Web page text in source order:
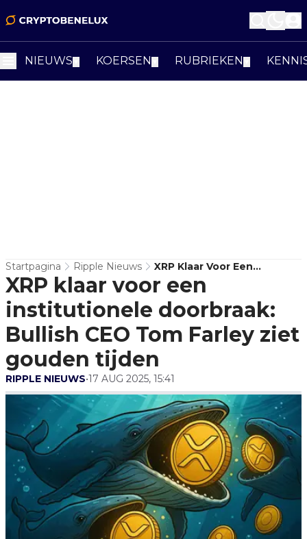
NIEUWS KOERSEN RUBRIEKEN
Startpagina Ripple Nieuws
XRP Klaar Voor Een
Institutionele Doorbraak:
Bullish CEO Tom Farley Ziet
Gouden Tijden
XRP klaar voor een
institutionele doorbraak:
Bullish CEO Tom Farley ziet
gouden tijden
RIPPLE NIEUWS•17 AUG 2025, 15:41